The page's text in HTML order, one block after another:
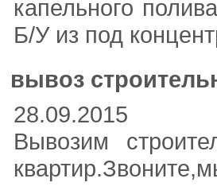
капельного
Б/У из под
вывоз
28.09.2015
Вывозим